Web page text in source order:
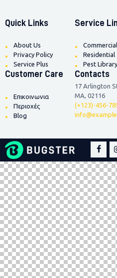
Quick Links
About Us
Privacy Policy
Service Plus
Service
Commercial
Residential
Pest Library
Customer Care
Επικοινωνια
Περιοχές
Blog
Contacts
17 Arlington
MA, 02116
(+123)-456-